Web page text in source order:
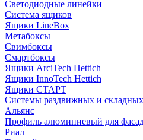
Светодиодные линейки
Система ящиков
Ящики LineBox
Метабоксы
Свимбоксы
Смартбоксы
Ящики ArciTech Hettich
Ящики InnoTech Hettich
Ящики СТАРТ
Системы раздвижных и
Альянс
Профиль алюминиевый для
Риал